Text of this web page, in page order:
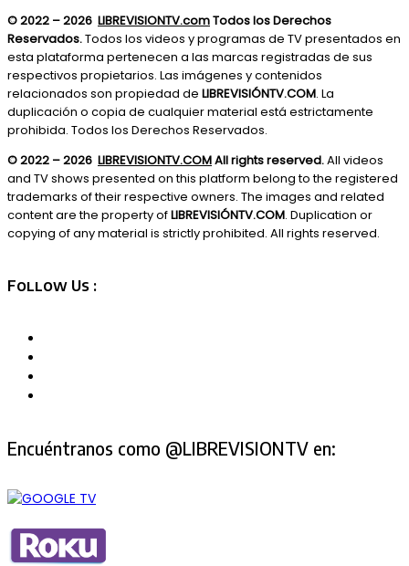
© 2022 – 2026 LIBREVISIONTV.comTodos los Derechos
Reservados.Todos los videos y programas de TV presentados en
esta plataforma pertenecen a las marcas registradas de sus
respectivos propietarios. Las imágenes y contenidos
relacionados son propiedad de LIBREVISIÓNTV.COM. La
duplicación o copia de cualquier material está estrictamente
prohibida. Todos los Derechos Reservados.
© 2022 – 2026 LIBREVISIONTV.COMAll rights reserved.All videos
and TV shows presented on this platform belong to the registered
trademarks of their respective owners. The images and related
content are the property ofLIBREVISIÓNTV.COM. Duplication or
copying of any material is strictly prohibited. All rights reserved.
Follow Us :
Encuéntranos como @LIBREVISIONTV en: